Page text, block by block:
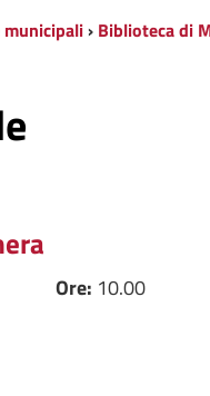
› Biblioteca di
Ore: 10.00